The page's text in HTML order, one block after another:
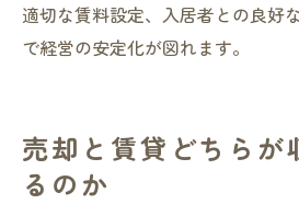
適切な賃料設定、入居者との良好
で経営の安定化が図れます。
売却と賃貸どちらが
るのか